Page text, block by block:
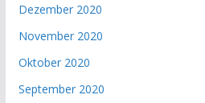
Dezember 2020
November 2020
Oktober 2020
September 2020